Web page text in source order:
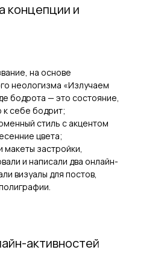
концепции и
на основе
неологизма «Излучаем
бодрота — это состояние,
к себе бодрит;
стиль с акцентом
цвета;
макеты застройки,
и написали два онлайн-
визуалы для постов,
активностей